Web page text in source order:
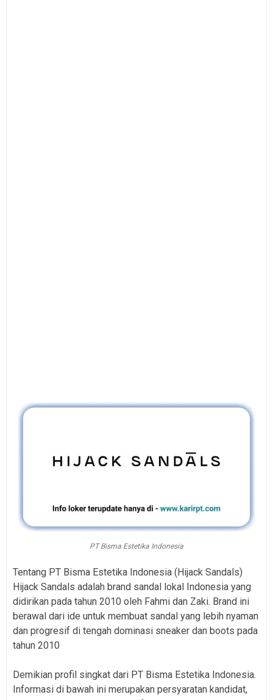
PT Bisma Estetika Indonesia
Tentang PT Bisma Estetika Indonesia (Hijack Sandals)
Hijack Sandals adalah brand sandal lokal Indonesia yang
didirikan pada tahun 2010 oleh Fahmi dan Zaki. Brand ini
berawal dari ide untuk membuat sandal yang lebih nyaman
dan progresif di tengah dominasi sneaker dan boots pada
tahun 2010
Demikian profil singkat dari PT Bisma Estetika Indonesia.
Informasi di bawah ini merupakan persyaratan kandidat,